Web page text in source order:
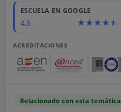
ESCUELA EN GOOGLE
4.5
ACREDITACIONES
Relacionado con esta temática